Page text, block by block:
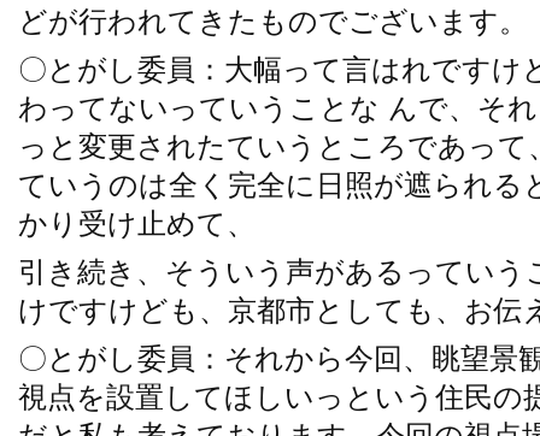
どが行われてきたものでございます。
〇とがし委員：大幅って言はれですけ
わってないっていうことな んで、そ
っと変更されたていうところであっ
ていうのは全く完全に日照が遮られる
かり受け止めて、
引き続き、そういう声があるっていう
けですけども、京都市としても、お伝
〇とがし委員：それから今回、眺望景
視点を設置してほしいっという住民の